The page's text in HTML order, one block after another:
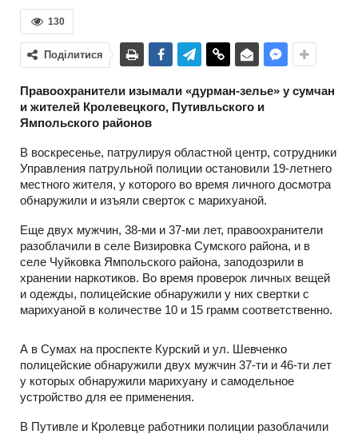
130
Поділитися
Правоохранители изымали «дурман-зелье» у сумчан
и жителей Кролевецкого, Путивльского и
Ямпольского районов
В воскресенье, патрулируя областной центр, сотрудники
Управления патрульной полиции остановили 19-летнего
местного жителя, у которого во время личного досмотра
обнаружили и изъяли сверток с марихуаной.
Еще двух мужчин, 38-ми и 37-ми лет, правоохранители
разоблачили в селе Визировка Сумского района, и в
селе Чуйковка Ямпольского района, заподозрили в
хранении наркотиков. Во время проверок личных вещей
и одежды, полицейские обнаружили у них свертки с
марихуаной в количестве 10 и 15 грамм соответственно.
А в Сумах на проспекте Курский и ул. Шевченко
полицейские обнаружили двух мужчин 37-ти и 46-ти лет
у которых обнаружили марихуану и самодельное
устройство для ее применения.
В Путивле и Кролевце работники полиции разоблачили